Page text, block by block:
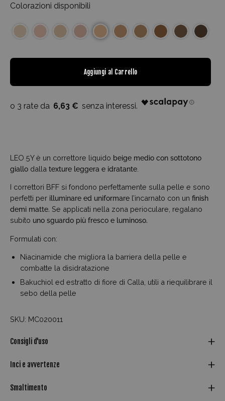
Colorazioni disponibili
Aggiungi al Carrello
6,63 €
LEO 5Y è un correttore liquido beige medio con sottotono
giallo dalla texture leggera e idratante
I correttori BFF si fondono perfettamente sulla pelle e sono
perfetti per illuminare ed uniformare l’incarnato con un finish
demi matte. Se applicati nella zona perioculare, regalano
subito uno sguardo più fresco e luminoso.
Formulati con:
Niacinamide che migliora la barriera della pelle e
combatte la disidratazione
Bakuchiol ed estratto di fiore di Calla, utili a riequilibrare il
sebo della pelle
SKU: MC020011
Consigli d'uso
Inci e avvertenze
Smaltimento